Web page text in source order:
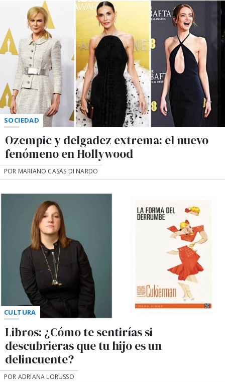
SOCIEDAD
Ozempic y delgadez extrema: el nuevo
fenómeno en Hollywood
POR MARIANO CASAS DI NARDO
CULTURA
Libros: ¿Cómo te sentirías si
descubrieras que tu hijo es un
delincuente?
POR ADRIANA LORUSSO